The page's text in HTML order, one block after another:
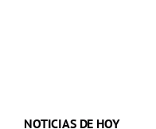
NOTICIAS DE HOY